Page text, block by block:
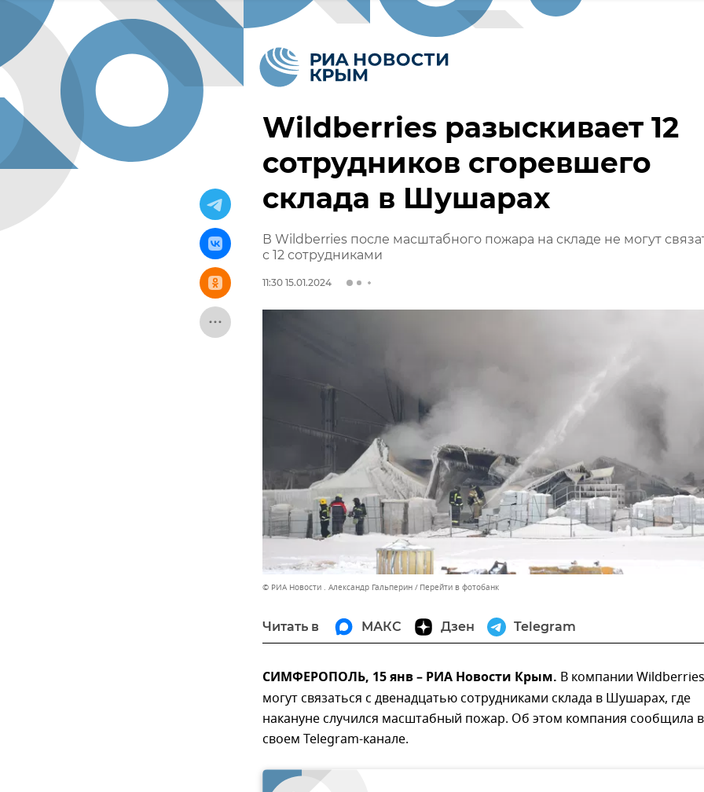
Wildberries разыскивает 12
сотрудников сгоревшего
склада в Шушарах
В Wildberries после масштабного пожара на складе не могут
с 12 сотрудниками
11:30 15.01.2024
© РИА Новости . Александр Гальперин Перейти в фотобанк
Читать в МАКС Дзен Telegram
СИМФЕРОПОЛЬ, 15 янв – РИА Новости Крым. В компании
могут связаться с двенадцатью сотрудниками склада в Шушарах, где
накануне случился масштабный пожар. Об этом компания сообщила в
своем Telegram-канале.